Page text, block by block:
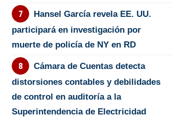
Hansel García revela EE. UU.
participará en investigación por
muerte de policía de NY en RD
Cámara de Cuentas detecta
distorsiones contables y debilidades
de control en auditoría a la
Superintendencia de Electricidad